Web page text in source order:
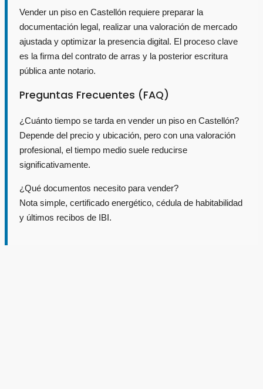
Vender un piso en Castellón requiere preparar la
documentación legal, realizar una valoración de mercado
ajustada y optimizar la presencia digital. El proceso clave
es la firma del contrato de arras y la posterior escritura
pública ante notario.
Preguntas Frecuentes (FAQ)
¿Cuánto tiempo se tarda en vender un piso en Castellón?
Depende del precio y ubicación, pero con una valoración
profesional, el tiempo medio suele reducirse
significativamente.
¿Qué documentos necesito para vender?
Nota simple, certificado energético, cédula de habitabilidad
y últimos recibos de IBI.